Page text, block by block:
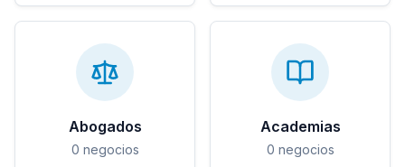
Abogados
0 negocios
Academias
0 negocios